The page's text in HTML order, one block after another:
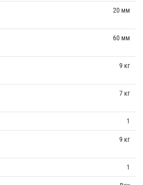
20 мм
60 мм
9 кг
7 кг
1
9 кг
1